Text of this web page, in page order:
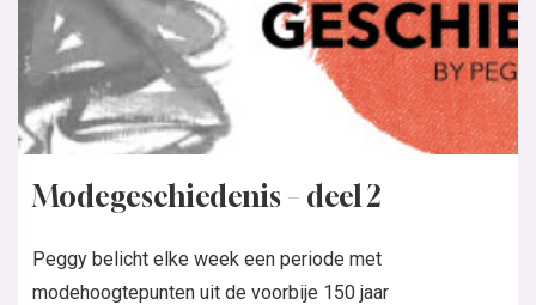
Modegeschiedenis – deel 2
Peggy belicht elke week een periode met
modehoogtepunten uit de voorbije 150 jaar